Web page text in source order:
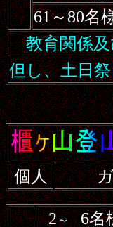
61～80名
教育関係
但し、土日
個人
2～ 6名